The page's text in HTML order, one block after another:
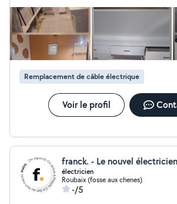
utilise´. nous referobs appel a lui sans hesitation
Remplacement de câble électrique
Voir le profil
franck. - Le nouvel électricien
électricien
Roubaix (fosse aux chenes)
-/5